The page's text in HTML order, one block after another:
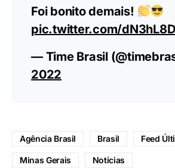
4° Thiago Braz – vara
5° Darlan Romani – peso
35k
7° Almir Jr – triplo
8° Danielzinho – maratona
Foi bonito demais!